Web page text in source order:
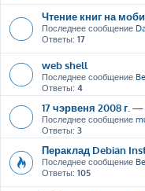
Чтение книг на
Последнее сообщение
Ответы: 17
web shell
Последнее сообщение
Ответы: 4
17 чэрвеня 2008 г. —
Последнее сообщение
Ответы: 3
Пераклад Debian
Последнее сообщение
Ответы: 105